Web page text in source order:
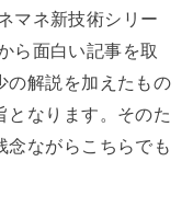
マネ新技術シリー
ら面白い記事を取
の解説を加えたもの
となります。そのた
ながらこちらでも